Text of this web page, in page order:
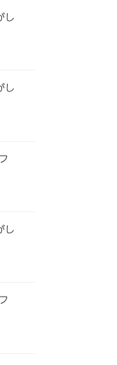
し
し
し